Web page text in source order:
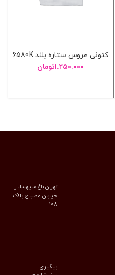
کتونی عروس ستاره بلند 6580K
۱.۲۵۰.۰۰۰تومان
تهران باغ سپهسالار
خیابان مصباح پلاک
۱۰۸
پیگیری